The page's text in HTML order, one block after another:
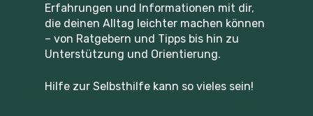
Erfahrungen und Informationen mit dir,
die deinen Alltag leichter machen können
– von Ratgebern und Tipps bis hin zu
Unterstützung und Orientierung.
Hilfe zur Selbsthilfe kann so vieles sein! ​​​​​​